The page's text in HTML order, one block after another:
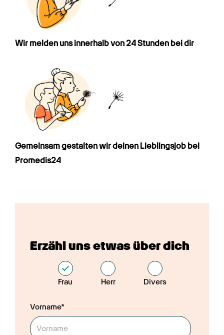
Wir melden uns innerhalb von 24 Stunden bei dir
Gemeinsam gestalten wir deinen Lieblings­job bei
Promedis24
Erzähl uns etwas über dich
Frau Herr Divers
Vorname*